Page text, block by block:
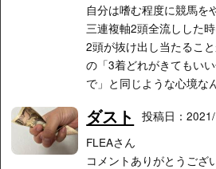
自分は嗜む程度に競馬を
三連複軸2頭全流しした
2頭が抜け出し当たるこ
の「3着どれがきてもい
で」と同じような心境な
ダスト
投稿日：
FLEAさん
コメントありがとうござ